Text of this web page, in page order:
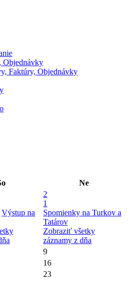
Objednávky
Faktúry, Objednávky
Ne
Výstup na
2
1
Spomienky na Turkov a
Tatárov
Zobraziť všetky
záznamy z dňa
9
16
23